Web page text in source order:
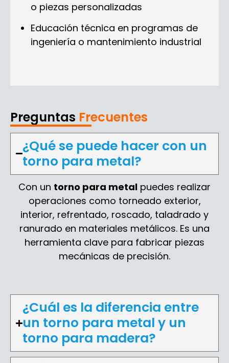
o piezas personalizadas
Educación técnica en programas de
ingeniería o mantenimiento industrial
Preguntas Frecuentes
¿Qué se puede hacer con un
torno para metal?
Con un torno para metal puedes realizar
operaciones como torneado exterior,
interior, refrentado, roscado, taladrado y
ranurado en materiales metálicos. Es una
herramienta clave para fabricar piezas
mecánicas de precisión.
¿Cuál es la diferencia entre
un torno para metal y un
torno para madera?